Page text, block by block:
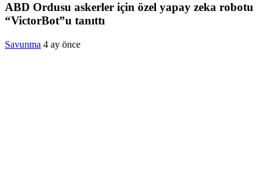
ABD Ordusu askerler için özel yapay zeka robotu
“VictorBot”u tanıttı
Savunma 4 ay önce